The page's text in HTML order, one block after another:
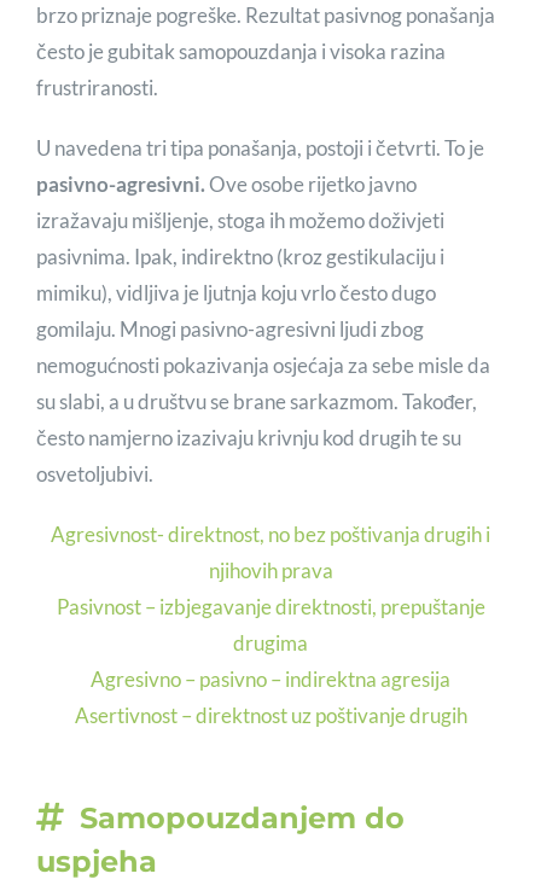
brzo priznaje pogreške. Rezultat pasivnog ponašanja
često je gubitak samopouzdanja i visoka razina
frustriranosti.
U navedena tri tipa ponašanja, postoji i četvrti. To je
pasivno-agresivni.Ove osobe rijetko javno
izražavaju mišljenje, stoga ih možemo doživjeti
pasivnima. Ipak, indirektno (kroz gestikulaciju i
mimiku), vidljiva je ljutnja koju vrlo često dugo
gomilaju. Mnogi pasivno-agresivni ljudi zbog
nemogućnosti pokazivanja osjećaja za sebe misle da
su slabi, a u društvu se brane sarkazmom. Također,
često namjerno izazivaju krivnju kod drugih te su
osvetoljubivi.
Agresivnost- direktnost, no bez poštivanja drugih i
njihovih prava
Pasivnost – izbjegavanje direktnosti, prepuštanje
drugima
Agresivno – pasivno – indirektna agresija
Asertivnost – direktnost uz poštivanje drugih
Samopouzdanjem do
uspjeha